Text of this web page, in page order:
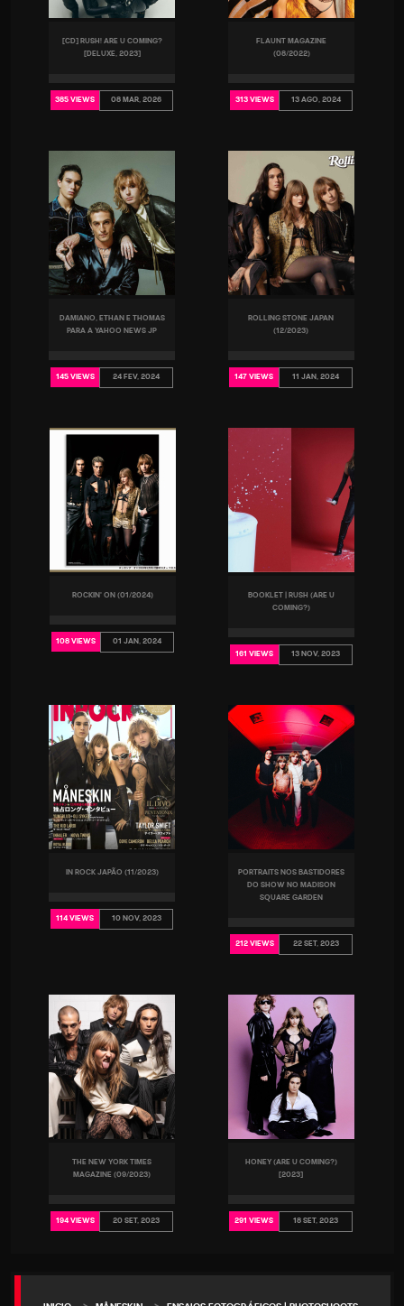
[CD] RUSH! ARE U COMING?
[DELUXE, 2023]
385 VIEWS 08 MAR, 2026
FLAUNT MAGAZINE
(08/2022)
313 VIEWS 13 AGO, 2024
DAMIANO, ETHAN E THOMAS
PARA A YAHOO NEWS JP
145 VIEWS 24 FEV, 2024
ROLLING STONE JAPAN
(12/2023)
147 VIEWS 11 JAN, 2024
ROCKIN' ON (01/2024)
108 VIEWS 01 JAN, 2024
BOOKLET | RUSH (ARE U
COMING?)
161 VIEWS 13 NOV, 2023
IN ROCK JAPÃO (11/2023)
114 VIEWS 10 NOV, 2023
PORTRAITS NOS BASTIDORES
DO SHOW NO MADISON
SQUARE GARDEN
212 VIEWS 22 SET, 2023
THE NEW YORK TIMES
MAGAZINE (09/2023)
194 VIEWS 20 SET, 2023
HONEY (ARE U COMING?)
[2023]
291 VIEWS 18 SET, 2023